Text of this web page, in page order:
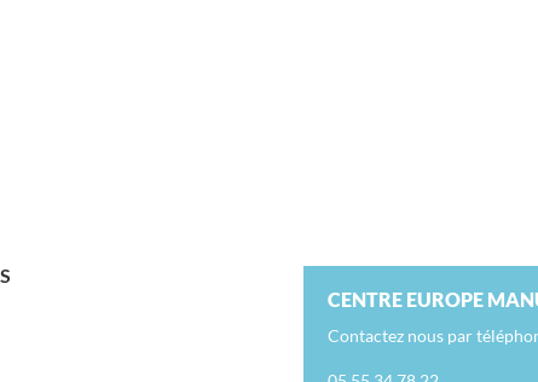
CENTRE EUROPE
Contactez nous par